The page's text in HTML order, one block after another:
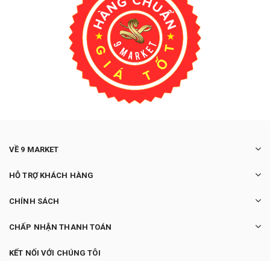
VỀ 9 MARKET
HỖ TRỢ KHÁCH HÀNG
CHÍNH SÁCH
CHẤP NHẬN THANH TOÁN
KẾT NỐI VỚI CHÚNG TÔI